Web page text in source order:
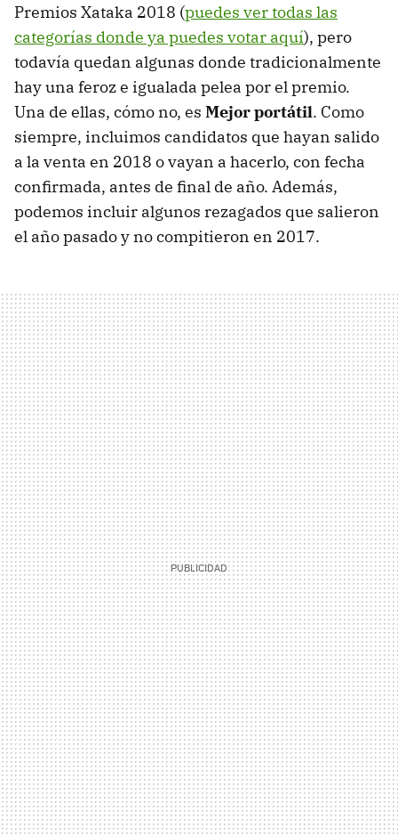
Premios Xataka 2018 (puedes ver todas las
categorías donde ya puedes votar aquí), pero
todavía quedan algunas donde tradicionalmente
hay una feroz e igualada pelea por el premio.
Una de ellas, cómo no, es Mejor portátil. Como
siempre, incluimos candidatos que hayan salido
a la venta en 2018 o vayan a hacerlo, con fecha
confirmada, antes de final de año. Además,
podemos incluir algunos rezagados que salieron
el año pasado y no compitieron en 2017.